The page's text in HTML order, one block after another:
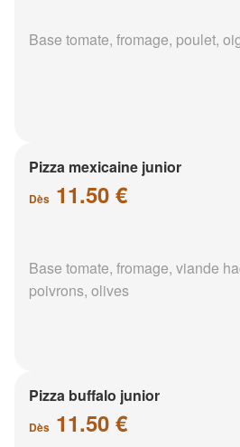
Base tomate, fromage, poulet,
Pizza mexicaine junior
Dès 11.50 €
Base tomate, fromage, viande
poivrons, olives
Pizza buffalo junior
Dès 11.50 €